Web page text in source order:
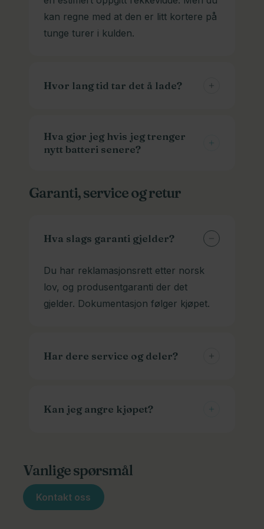
kan regne med at den er litt kortere på
tunge turer i kulden.
Hvor lang tid tar det å lade?
Men det varierer også med
batteristørrelse og ladetypen. Vi har
batteriet også.
Hva gjør jeg hvis jeg trenger
nytt batteri senere?
veldig mange modeller. Ta kontakt med
og kontakten. Det skal mye til for at vi
ikke har et som passer.
Garanti, service og retur
Hva slags garanti gjelder?
Du har reklamasjonsrett etter norsk
lov, og produsentgaranti der det
gjelder. Dokumentasjon følger kjøpet.
Har dere service og deler?
kan skaffe deler som trengs. Vi hjelper
sesong og oppbevarer de du ikke
bruker.
Kan jeg angre kjøpet?
kontakt før retur så hjelper vi deg
riktig.
Vanlige spørsmål
Kontakt oss